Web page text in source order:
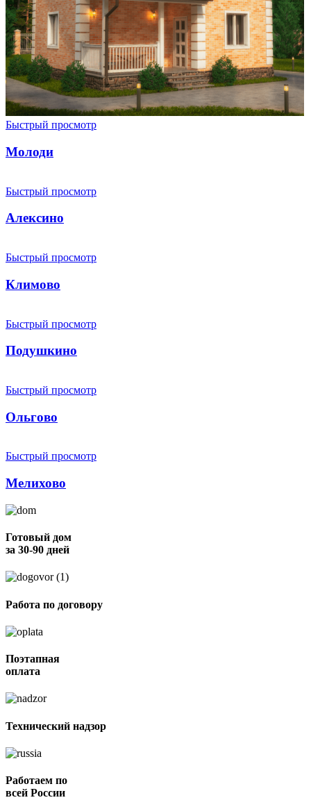
Быстрый просмотр
Молоди
Быстрый просмотр
Алексино
Быстрый просмотр
Климово
Быстрый просмотр
Подушкино
Быстрый просмотр
Ольгово
Быстрый просмотр
Мелихово
Готовый дом
за 30-90 дней
Работа по договору
Поэтапная
оплата
Технический надзор
Работаем по
всей России